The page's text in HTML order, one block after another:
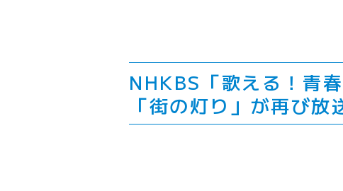
NHKBS「歌える！青
「街の灯り」が再び放